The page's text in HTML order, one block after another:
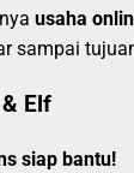
usaha
sampai
Elf
siap bantu!